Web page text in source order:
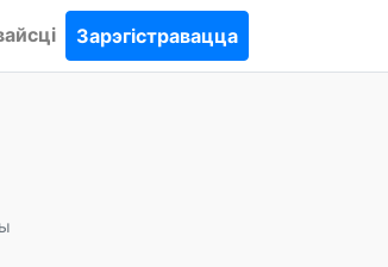
Зарэгістравацца